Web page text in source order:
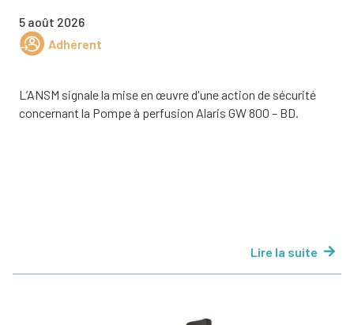
5 août 2026
Adhérent
L’ANSM signale la mise en œuvre d'une action de sécurité
concernant la Pompe à perfusion Alaris GW 800 – BD.
Lire la suite